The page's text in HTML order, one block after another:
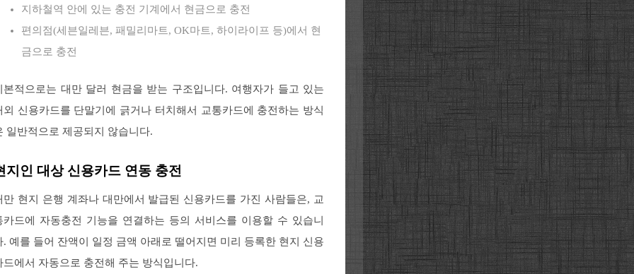
지하철역 안에 있는 충전 기계에서 현금으로 충전
편의점(세븐일레븐, 패밀리마트, OK마트, 하이라이프 등)에서 현
금으로 충전
본적으로는 대만 달러 현금을 받는 구조입니다. 여행자가 들고 있는
외 신용카드를 단말기에 긁거나 터치해서 교통카드에 충전하는 방식
일반적으로 제공되지 않습니다.
지인 대상 신용카드 연동 충전
만 현지 은행 계좌나 대만에서 발급된 신용카드를 가진 사람들은, 교
카드에 자동충전 기능을 연결하는 등의 서비스를 이용할 수 있습니
. 예를 들어 잔액이 일정 금액 아래로 떨어지면 미리 등록한 현지 신용
드에서 자동으로 충전해 주는 방식입니다.